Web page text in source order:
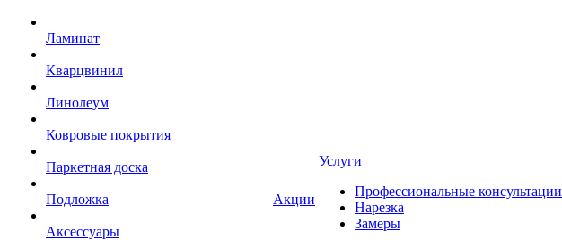
Ламинат
Кварцвинил
Линолеум
Ковровые покрытия
Паркетная доска
Подложка
Аксессуары
Акции
Услуги
Профессиональные консультации
Нарезка
Замеры